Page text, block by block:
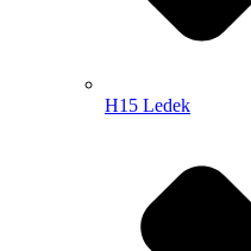
H15 Ledek